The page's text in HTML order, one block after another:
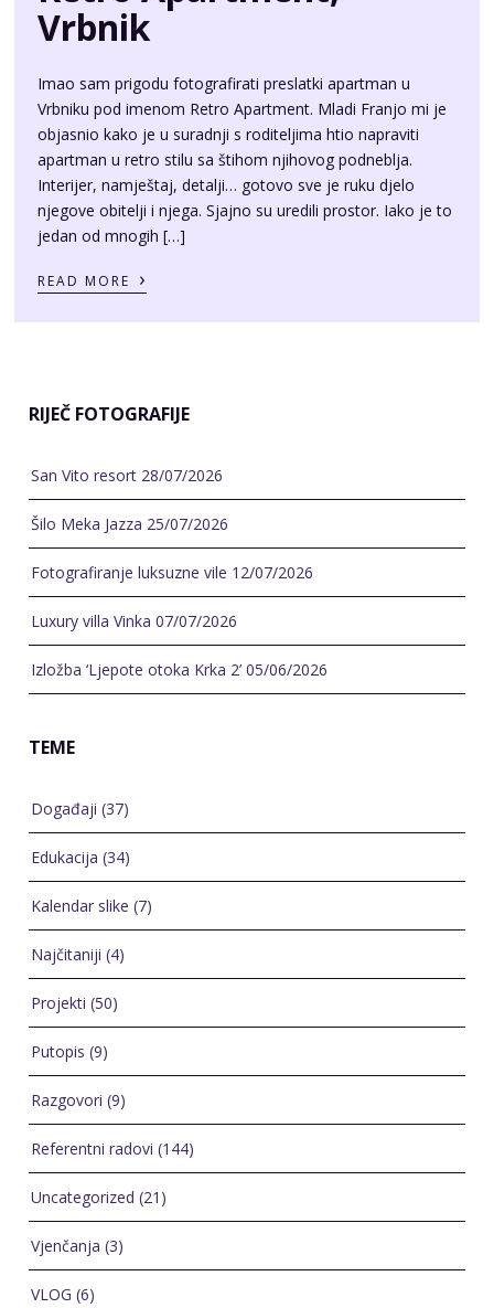
Vrbnik
Imao sam prigodu fotografirati preslatki apartman u
Vrbniku pod imenom Retro Apartment. Mladi Franjo mi je
objasnio kako je u suradnji s roditeljima htio napraviti
apartman u retro stilu sa štihom njihovog podneblja.
Interijer, namještaj, detalji… gotovo sve je ruku djelo
njegove obitelji i njega. Sjajno su uredili prostor. Iako je to
jedan od mnogih […]
READ MORE ›
RIJEČ FOTOGRAFIJE
San Vito resort 28/07/2026
Šilo Meka Jazza 25/07/2026
Fotografiranje luksuzne vile 12/07/2026
Luxury villa Vinka 07/07/2026
Izložba ‘Ljepote otoka Krka 2’ 05/06/2026
TEME
Događaji (37)
Edukacija (34)
Kalendar slike (7)
Najčitaniji (4)
Projekti (50)
Putopis (9)
Razgovori (9)
Referentni radovi (144)
Uncategorized (21)
Vjenčanja (3)
VLOG (6)